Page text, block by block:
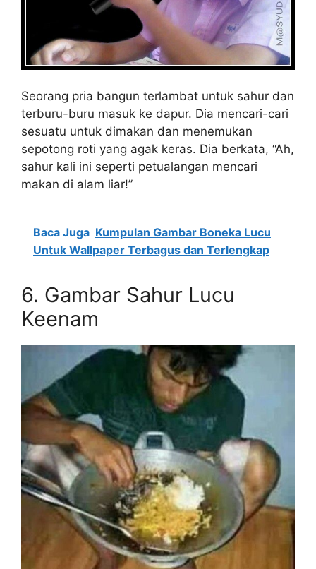
Seorang pria bangun terlambat untuk sahur dan
terburu-buru masuk ke dapur. Dia mencari-cari
sesuatu untuk dimakan dan menemukan
sepotong roti yang agak keras. Dia berkata, “Ah,
sahur kali ini seperti petualangan mencari
makan di alam liar!”
Baca Juga Kumpulan Gambar Boneka Lucu
Untuk Wallpaper Terbagus dan Terlengkap
6. Gambar Sahur Lucu
Keenam